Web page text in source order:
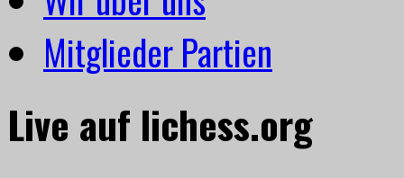
Mitglieder Partien
Live auf lichess.org